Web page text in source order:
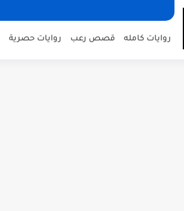
روايات كامله قصص رعب روايات حصرية